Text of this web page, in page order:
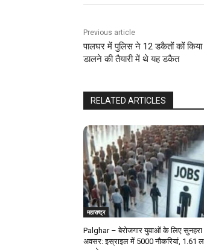
Previous article
पालघर में पुलिस ने 12 डकैतों कों किया
डालने की तैयारी में थे यह डकैत
RELATED ARTICLES
महाराष्ट्र
Palghar – बेरोजगार युवाओं के लिए सुनहरा
अवसर: इस्राइल में 5000 नौकरियां, ₹1.61